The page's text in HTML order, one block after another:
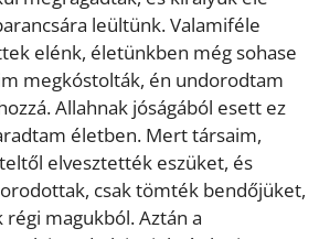
leültünk. Valamiféle
elénk, életünkben még sohase
megkóstolták, én undorodtam
Allahnak jóságából esett ez
életben. Mert társaim,
elvesztették eszüket, és
csak tömték bendőjüket,
magukból. Aztán a